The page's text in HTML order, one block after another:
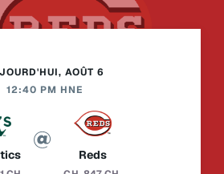
AOÛT 6
12:40 PM HNE
Reds